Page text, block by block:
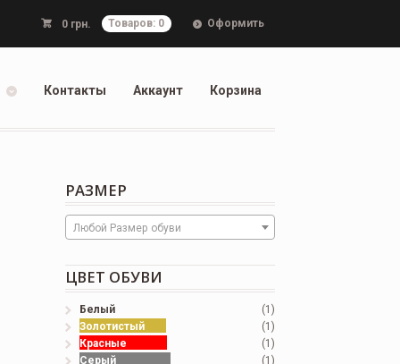
0 грн. Товаров: 0 Оформить
Контакты Аккаунт Корзина
РАЗМЕР
Любой Размер обуви
ЦВЕТ ОБУВИ
Белый
(1)
Золотистый
(1)
Красные
(1)
Серый
(1)